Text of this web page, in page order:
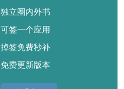
独立圈内外书
可签一个应用
掉签免费秒补
免费更新版本